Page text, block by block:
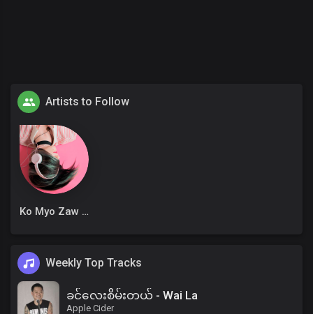
Artists to Follow
Ko Myo Zaw Win
Weekly Top Tracks
ခင်လေးစိမ်းတယ် - Wai La
Apple Cider